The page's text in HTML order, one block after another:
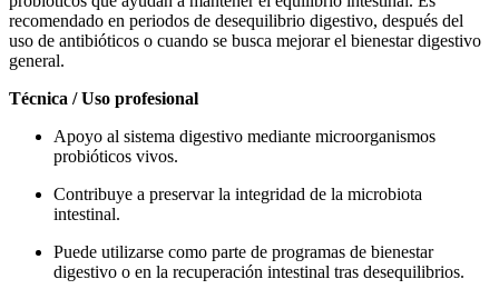
recomendado en periodos de desequilibrio digestivo, después del
uso de antibióticos o cuando se busca mejorar el bienestar digestivo
general.
Técnica / Uso profesional
Apoyo al sistema digestivo mediante microorganismos
probióticos vivos.
Contribuye a preservar la integridad de la microbiota
intestinal.
Puede utilizarse como parte de programas de bienestar
digestivo o en la recuperación intestinal tras desequilibrios.